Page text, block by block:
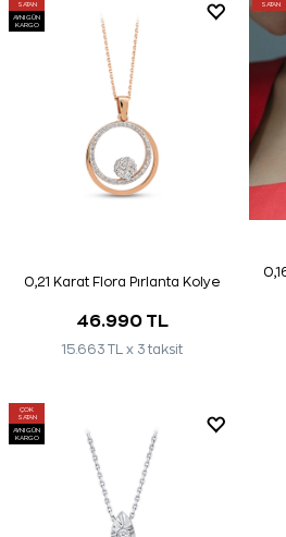
SATAN
AYNI GÜN
KARGO
0,21 Karat Flora Pırlanta Kolye
46.990 TL
15.663 TL x 3 taksit
SATAN
ÇOK
SATAN
AYNI GÜN
KARGO